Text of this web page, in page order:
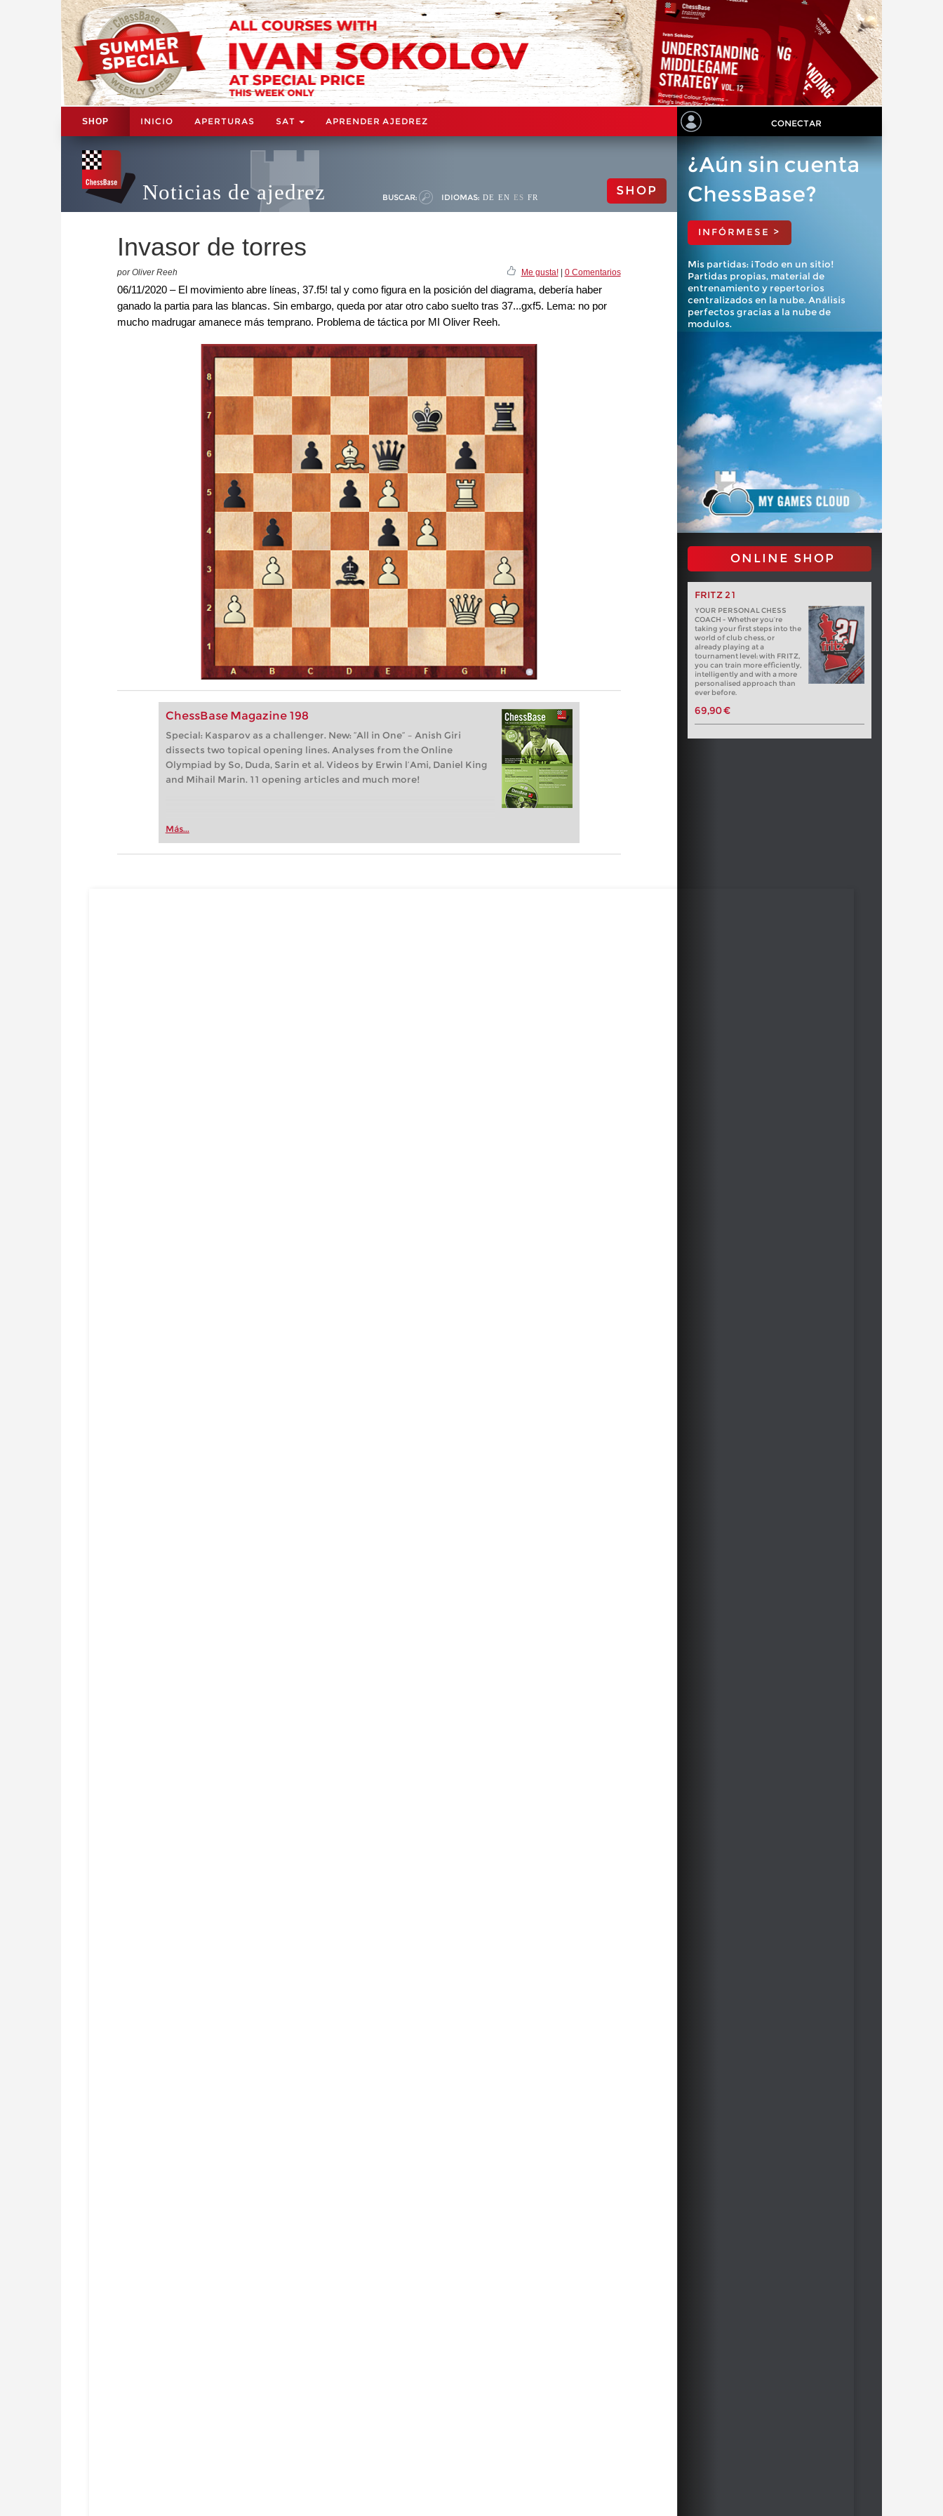
SHOP INICIO APERTURAS SAT APRENDER AJEDREZ CONECTAR
Noticias de ajedrez BUSCAR: IDIOMAS: DE EN ES FR SHOP
Invasor de torres
por Oliver Reeh Me gusta!| 0 Comentarios
06/11/2020 – El movimiento abre líneas, 37.f5! tal y como figura en la posición del diagrama, debería haber
ganado la partia para las blancas. Sin embargo, queda por atar otro cabo suelto tras 37...gxf5. Lema: no por
mucho madrugar amanece más temprano. Problema de táctica por MI Oliver Reeh.
ChessBase Magazine 198
Special: Kasparov as a challenger. New: “All in One” – Anish Giri
dissects two topical opening lines. Analyses from the Online
Olympiad by So, Duda, Sarin et al. Videos by Erwin l’Ami, Daniel King
and Mihail Marin. 11 opening articles and much more!
Más...
¿Aún sin cuenta
ChessBase?
INFÓRMESE >
Mis partidas: ¡Todo en un sitio!
Partidas propias, material de
entrenamiento y repertorios
centralizados en la nube. Análisis
perfectos gracias a la nube de
modulos.
ONLINE SHOP
FRITZ 21
YOUR PERSONAL CHESS
COACH - Whether you’re
taking your first steps into the
world of club chess, or
already playing at a
tournament level: with FRITZ,
you can train more efficiently,
intelligently and with a more
personalised approach than
ever before.
69,90 €